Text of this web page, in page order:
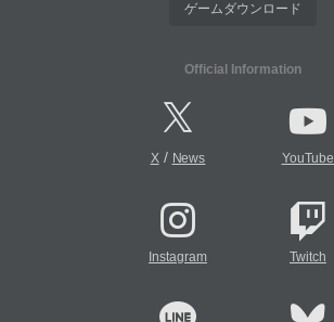
ゲームダウンロード
Official Information
X/ News YouTube
Instagram Twitch